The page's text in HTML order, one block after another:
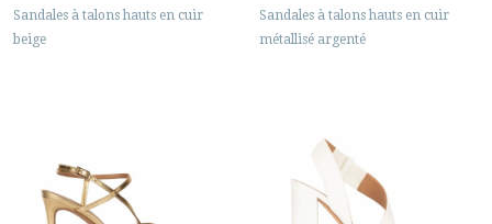
Sandales à talons hauts en cuir
beige
Sandales à talons hauts en cuir
métallisé argenté